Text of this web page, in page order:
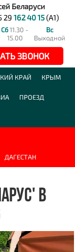
Беларуси
29 162 40 15(A1)
Сб11.30 -
15.00
Вс
Выходной
ЗВОНОК
КРАЙ КРЫМ
ПРОЕЗД
ДАГЕСТАН
В